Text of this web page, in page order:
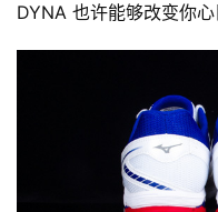
DYNA 也许能够改变你